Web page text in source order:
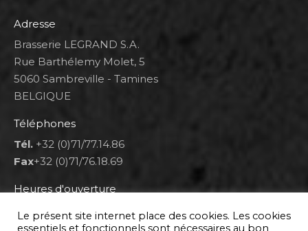
Adresse
Brasserie LEGRAND S.A.
Rue Barthélemy Molet, 5
5060 Sambreville - Tamines
BELGIQUE
Téléphones
Tél. +32 (0)71/77.14.86
Fax+32 (0)71/76.18.69
Heures d'ouverture
Lun 8h00-12h00 et 12h30-14h30
Mar au ven 8h00-12h00 et 12h30-17h00
Le présent site internet place des cookies. Les cookies
essentiels et fonctionnels sont nécessaires au bon